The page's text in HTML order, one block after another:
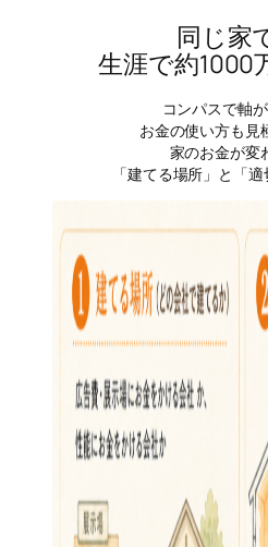
同じ家
生涯で約1000
コンパスで軸が
お金の使い方も見
家のお金が変
「建てる場所」と「